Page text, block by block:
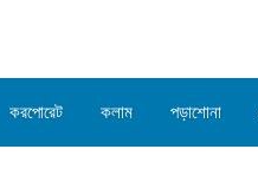
করপোরেট কলাম পড়াশোনা